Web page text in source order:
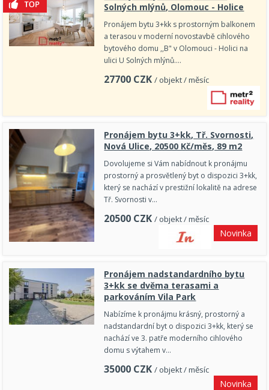
Solných mlýnů, Olomouc - Holice
Pronájem bytu 3+kk s prostorným balkonem
a terasou v moderní novostavbě cihlového
bytového domu ,,B" v Olomouci - Holici na
ulici U Solných mlýnů.…
27700 CZK / objekt / měsíc
Pronájem bytu 3+kk, Tř. Svornosti,
Nová Ulice, 20500 Kč/měs, 89 m2
Dovolujeme si Vám nabídnout k pronájmu
prostorný a prosvětlený byt o dispozici 3+kk,
který se nachází v prestižní lokalitě na adrese
Tř. Svornosti v…
20500 CZK / objekt / měsíc
Novinka
Pronájem nadstandardního bytu
3+kk se dvěma terasami a
parkováním Vila Park
Nabízíme k pronájmu krásný, prostorný a
nadstandardní byt o dispozici 3+kk, který se
nachází ve 3. patře moderního cihlového
domu s výtahem v…
35000 CZK / objekt / měsíc
Novinka